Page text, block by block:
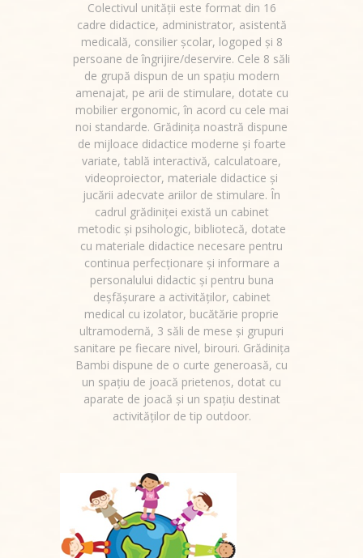
Colectivul unității este format din 16
cadre didactice, administrator, asistentă
medicală, consilier școlar, logoped și 8
persoane de îngrijire/deservire. Cele 8 săli
de grupă dispun de un spațiu modern
amenajat, pe arii de stimulare, dotate cu
mobilier ergonomic, în acord cu cele mai
noi standarde. Grădinița noastră dispune
de mijloace didactice moderne și foarte
variate, tablă interactivă, calculatoare,
videoproiector, materiale didactice şi
jucării adecvate ariilor de stimulare. În
cadrul grădiniței există un cabinet
metodic şi psihologic, bibliotecă, dotate
cu materiale didactice necesare pentru
continua perfecționare și informare a
personalului didactic şi pentru buna
deşfăşurare a activităţilor, cabinet
medical cu izolator, bucătărie proprie
ultramodernă, 3 săli de mese și grupuri
sanitare pe fiecare nivel, birouri. Grădinița
Bambi dispune de o curte generoasă, cu
un spaţiu de joacă prietenos, dotat cu
aparate de joacă și un spațiu destinat
activităților de tip outdoor.